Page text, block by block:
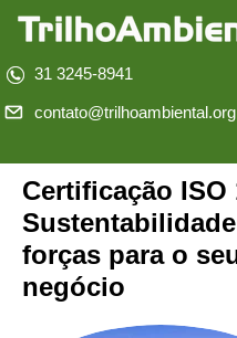
31 3245-8941
contato@trilhoambiental.org
Certificação ISO
forças para o
negócio